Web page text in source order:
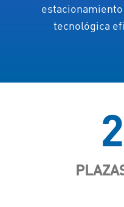
tecnológica